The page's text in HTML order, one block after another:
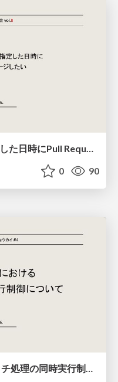
GitHub Actionsを使って指定した日時にPull Requestをマージしたい #lydmeet
0 90